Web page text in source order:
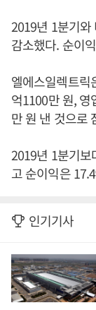
2019년 1분기
감소했다. 순이
엘에스일렉트릭
억1100만 원,
만 원 낸 것으로
2019년 1분기보
고 순이익은
인기기사